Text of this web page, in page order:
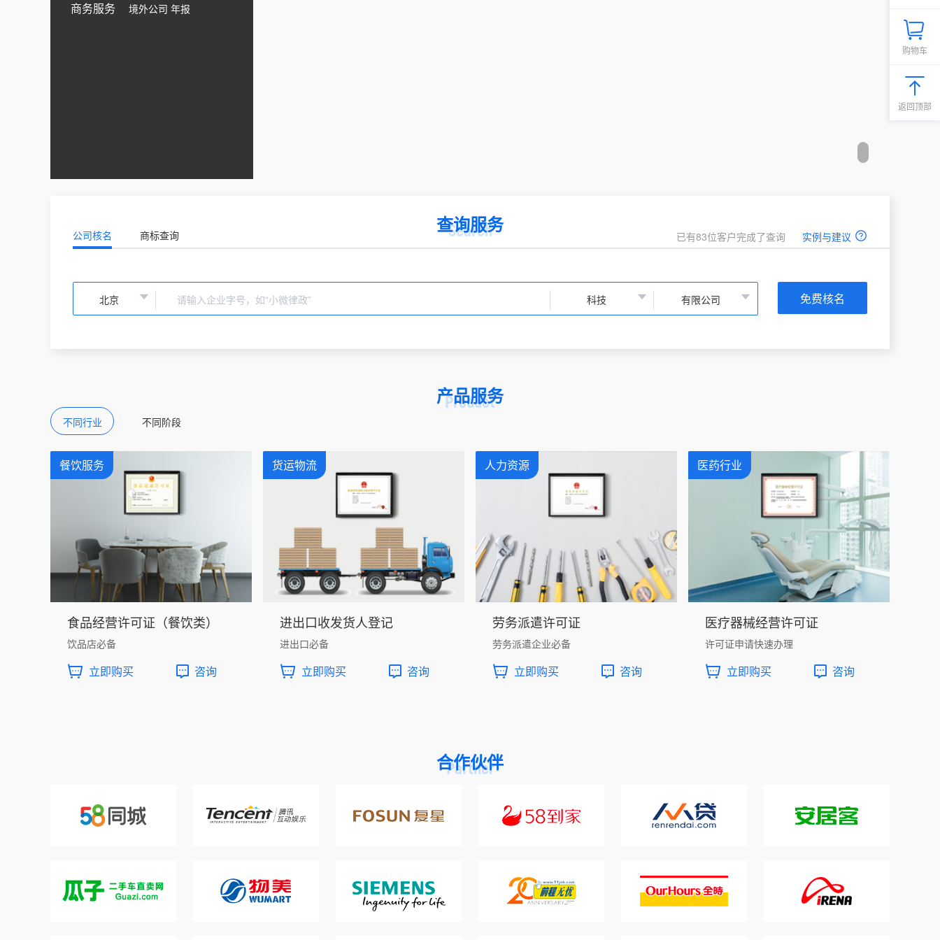
商务服务 境外公司 年报
查询服务
Search
公司核名 商标查询 已有83位客户完成了查询 实例与建议
免费核名
产品服务
Product
不同行业 不同阶段
餐饮服务
食品经营许可证（餐饮类）
饮品店必备
立即购买 咨询
货运物流
进出口收发货人登记
进出口必备
立即购买 咨询
人力资源
劳务派遣许可证
劳务派遣企业必备
立即购买 咨询
医药行业
医疗器械经营许可证
许可证申请快速办理
立即购买 咨询
合作伙伴
Partner
购物车
返回顶部